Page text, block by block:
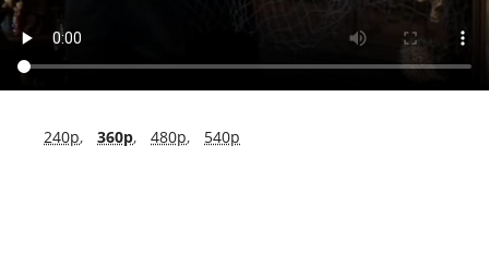
240p, 360p, 480p, 540p